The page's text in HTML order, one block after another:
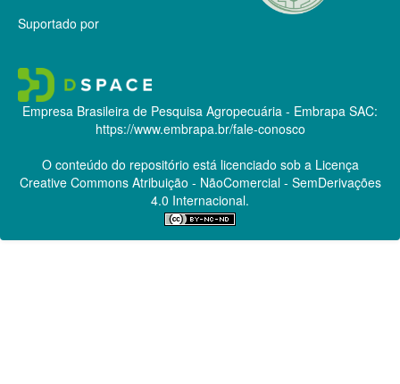
Suportado por
Empresa Brasileira de Pesquisa Agropecuária - Embrapa SAC:
https://www.embrapa.br/fale-conosco
O conteúdo do repositório está licenciado sob a Licença
Creative CommonsAtribuição - NãoComercial - SemDerivações
4.0 Internacional.